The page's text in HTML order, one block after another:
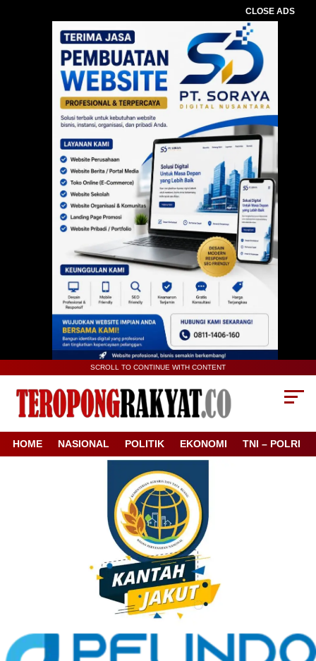
CLOSE ADS
SCROLL TO CONTINUE WITH CONTENT
HOME NASIONAL POLITIK EKONOMI TNI – POLRI